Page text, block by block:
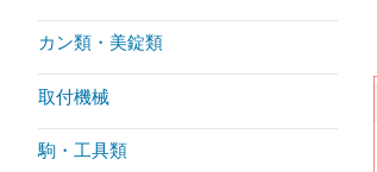
カン類・美錠類
取付機械
駒・工具類